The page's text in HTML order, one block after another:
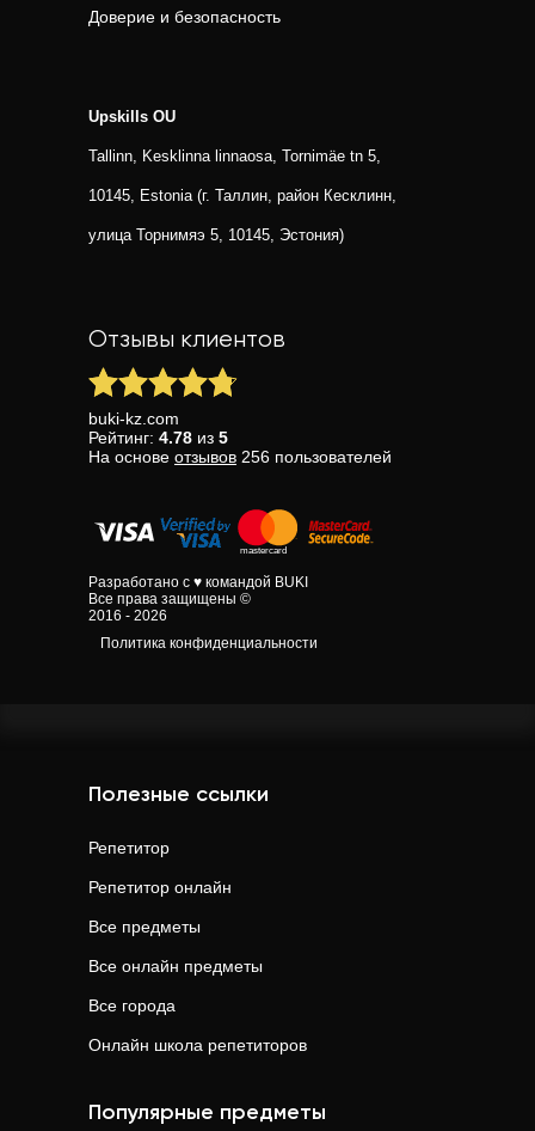
Доверие и безопасность
Upskills OU
Tallinn, Kesklinna linnaosa, Tornimäe tn 5,
10145, Estonia (г. Таллин, район Кесклинн,
улица Торнимяэ 5, 10145, Эстония)
Отзывы клиентов
buki-kz.com
Рейтинг: 4.78 из 5
На основе отзывов 256 пользователей
Разработано с ♥ командой BUKI
Все права защищены ©
2016 - 2026
Политика конфиденциальности
Полезные ссылки
Репетитор
Репетитор онлайн
Все предметы
Все онлайн предметы
Все города
Онлайн школа репетиторов
Популярные предметы